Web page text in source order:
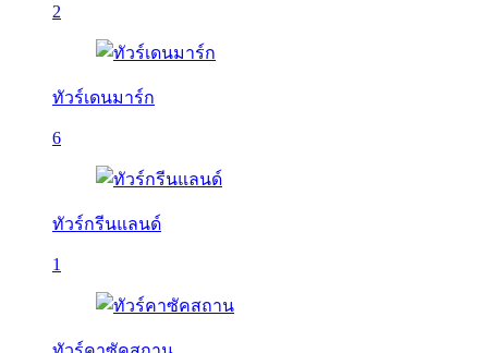
2
ทัวร์เดนมาร์ก
6
ทัวร์กรีนแลนด์
1